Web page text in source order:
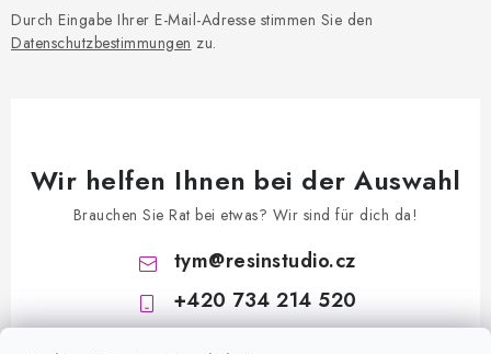
Durch Eingabe Ihrer E-Mail-Adresse stimmen Sie den
Datenschutzbestimmungen zu.
Wir helfen Ihnen bei der Auswahl
Brauchen Sie Rat bei etwas? Wir sind für dich da!
tym@resinstudio.cz
+420 734 214 520